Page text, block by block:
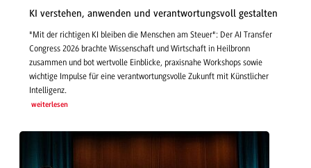
KI verstehen, anwenden und verantwortungsvoll gestalten
"Mit der richtigen KI bleiben die Menschen am Steuer": Der AI Transfer
Congress 2026 brachte Wissenschaft und Wirtschaft in Heilbronn
zusammen und bot wertvolle Einblicke, praxisnahe Workshops sowie
wichtige Impulse für eine verantwortungsvolle Zukunft mit Künstlicher
Intelligenz.
weiterlesen